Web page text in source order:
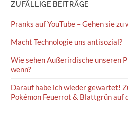
ZUFÄLLIGE BEITRÄGE
Pranks auf YouTube – Gehen sie zu
Macht Technologie uns antisozial?
Wie sehen Außerirdische unseren
wenn?
Darauf habe ich wieder gewartet!
Pokémon Feuerrot & Blattgrün auf